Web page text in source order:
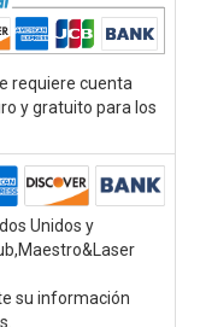
requiere cuenta
y gratuito para los
Unidos y
su información